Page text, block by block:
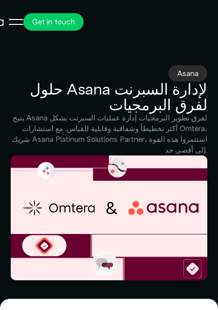
Get in touch
Asana
حلول Asana لإدارة السبرنت
لفرق البرمجيات
يتيح Asana لفرق تطوير البرمجيات إدارة عمليات السبرنت بشكل
أكثر تخطيطاً وشفافية وقابلية للقياس. مع استشارات Omtera،
شريك Asana Platinum Solutions Partner، استثمروا هذه القوة
إلى أقصى حد.